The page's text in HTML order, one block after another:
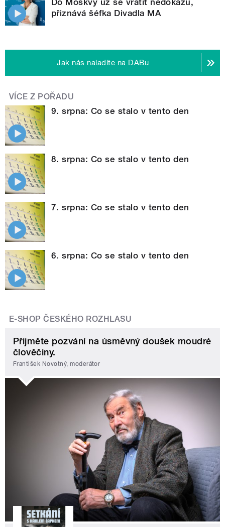
přiznává šéfka Divadla MA
Jak nás naladíte na DABu
VÍCE Z POŘADU
9. srpna: Co se stalo v tento den
8. srpna: Co se stalo v tento den
7. srpna: Co se stalo v tento den
6. srpna: Co se stalo v tento den
E-SHOP ČESKÉHO ROZHLASU
Přijměte pozvání na úsměvný doušek moudré
člověčiny.
František Novotný, moderátor